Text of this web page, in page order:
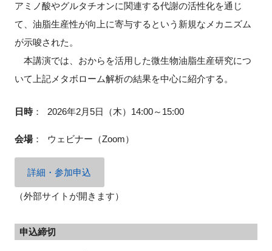
アミノ酸やグルタチオンに関連する代謝の活性化を通じ
て、油脂生産性が向上に寄与するという新規なメカニズム
が示唆された。
本講演では、おからを活用した微生物油脂生産研究につ
いて上記メタボローム解析の結果を中心に紹介する。
日時： 2026年2月5日（木）14:00～15:00
会場： ウェビナー（Zoom）
詳細・参加申込
（外部サイトが開きます）
申込締切